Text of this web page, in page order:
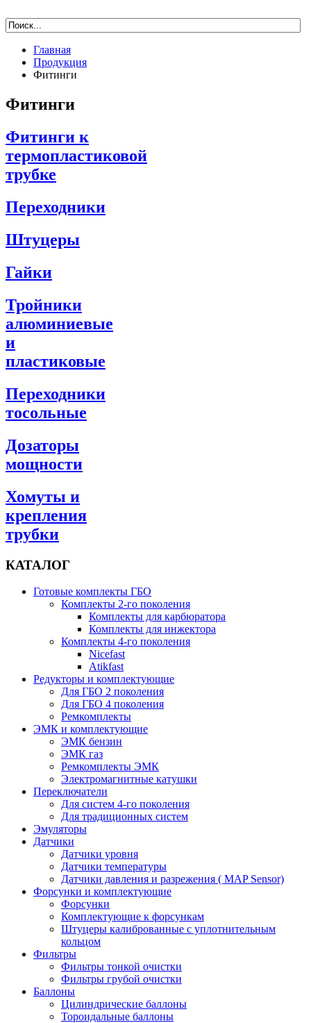
Главная
Продукция
Фитинги
Фитинги
Фитинги к
термопластиковой
трубке
Переходники
Штуцеры
Гайки
Тройники
алюминиевые
и
пластиковые
Переходники
тосольные
Дозаторы
мощности
Хомуты и
крепления
трубки
КАТАЛОГ
Готовые комплекты ГБО
Комплекты 2-го поколения
Комплекты для карбюратора
Комплекты для инжектора
Комплекты 4-го поколения
Nicefast
Atikfast
Редукторы и комплектующие
Для ГБО 2 поколения
Для ГБО 4 поколения
Ремкомплекты
ЭМК и комплектующие
ЭМК бензин
ЭМК газ
Ремкомплекты ЭМК
Электромагнитные катушки
Переключатели
Для систем 4-го поколения
Для традиционных систем
Эмуляторы
Датчики
Датчики уровня
Датчики температуры
Датчики давления и разрежения ( MAP Sensor)
Форсунки и комплектующие
Форсунки
Комплектующие к форсункам
Штуцеры калиброванные с уплотнительным
кольцом
Фильтры
Фильтры тонкой очистки
Фильтры грубой очистки
Баллоны
Цилиндрические баллоны
Тороидальные баллоны